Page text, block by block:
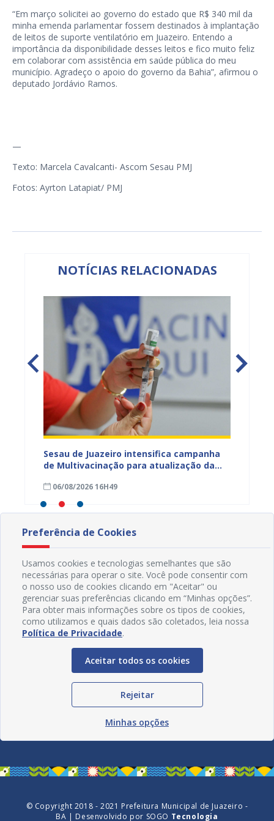
“Em março solicitei ao governo do estado que R$ 340 mil da
minha emenda parlamentar fossem destinados à implantação
de leitos de suporte ventilatório em Juazeiro. Entendo a
importância da disponibilidade desses leitos e fico muito feliz
em colaborar com assistência em saúde pública do meu
município. Agradeço o apoio do governo da Bahia”, afirmou o
deputado Jordávio Ramos.
—
Texto: Marcela Cavalcanti- Ascom Sesau PMJ
Fotos: Ayrton Latapiat/ PMJ
NOTÍCIAS RELACIONADAS
Sesau de Juazeiro intensifica campanha
de Multivacinação para atualização da
06/08/2026 16H49
Redes Sociais
© Copyright 2018 - 2021 Prefeitura Municipal de Juazeiro -
BA | Desenvolvido por SOGO Tecnologia
Preferência de Cookies
Usamos cookies e tecnologias semelhantes que são
necessárias para operar o site. Você pode consentir com
o nosso uso de cookies clicando em "Aceitar" ou
gerenciar suas preferências clicando em “Minhas opções”.
Para obter mais informações sobre os tipos de cookies,
como utilizamos e quais dados são coletados, leia nossa
Política de Privacidade.
Aceitar todos os cookies
Rejeitar
Minhas opções